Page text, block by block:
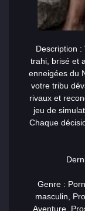
Description :
trahi, brisé et
enneigées du
votre tribu
rivaux et
jeu de
Chaque
Genre :
masculin,
Aventure,